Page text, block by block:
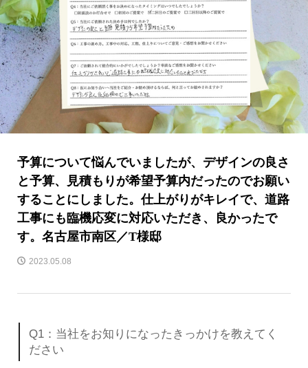
予算について悩んでいましたが、デザインの良さ
と予算、見積もりが希望予算内だったのでお願い
することにしました。仕上がりがキレイで、道路
工事にも臨機応変に対応いただき、良かったで
す。名古屋市南区／T様邸
2023.05.08
Q1：当社をお知りになったきっかけを教えてく
ださい